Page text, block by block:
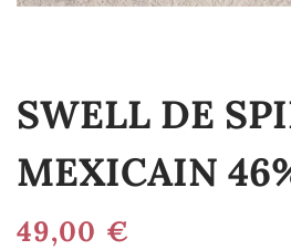
SWELL DE
MEXICAIN
49,00 €